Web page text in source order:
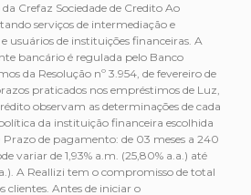
Crefaz Sociedade de Credito Ao
serviços de intermediação e
usuários de instituições financeiras. A
bancário é regulada pelo Banco
da Resolução nº 3.954, de fevereiro de
praticados nos empréstimos de Luz,
observam as determinações de cada
da instituição financeira escolhida
de pagamento: de 03 meses a 240
variar de 1,93% a.m. (25,80% a.a.) até
A Reallizi tem o compromisso de total
clientes. Antes de iniciar o